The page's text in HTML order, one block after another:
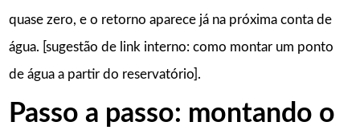
quase zero, e o retorno aparece já na próxima conta de
água. [sugestão de link interno: como montar um ponto
de água a partir do reservatório].
Passo a passo: montando o